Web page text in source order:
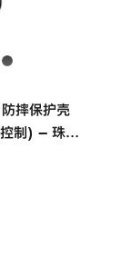
摔保护壳
制) – 珠峰